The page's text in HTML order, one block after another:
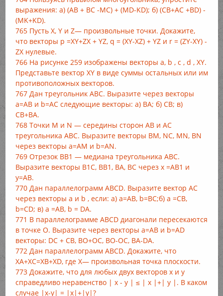
выражения: а) (АВ + ВС -МС) + (MD-KD); б) (СВ+АС +BD) -
(MK+KD).
765 Пусть X, Y и Z— произвольные точки. Докажите,
что векторы р =XY+ZX + YZ, q = (XY-XZ) + YZ и r = (ZY-XY) -
ZX нулевые.
766 На рисунке 259 изображены векторы а, b , с , d , XY.
Представьте вектор XY в виде суммы остальных или им
противоположных векторов.
767 Дан треугольник ABC. Выразите через векторы
а=АВ и b=АС следующие векторы: а) ВА; б) СВ; в)
СВ+ВА.
768 Точки М и N — середины сторон АВ и АС
треугольника ABC. Выразите векторы ВМ, NC, MN, BN
через векторы а=АМ и b=AN.
769 Отрезок ВВ1 — медиана треугольника ABC.
Выразите векторы B1C, ВВ1, ВА, ВС через х =АВ1 и
у=АВ.
770 Дан параллелограмм ABCD. Выразите вектор АС
через векторы а и b , если: а) а=АВ, b=BC;б) а =СВ,
b=CD; в) а =АВ, b = DA.
771 В параллелограмме ABCD диагонали пересекаются
в точке О. Выразите через векторы а=АВ и b=AD
векторы: DC + CB, ВО+ОС, ВО-ОС, BA-DA.
772 Дан параллелограмм ABCD. Докажите, что
ХА+ХС=XB+XD, где X— произвольная точка плоскости.
773 Докажите, что для любых двух векторов х и у
справедливо неравенство | х - у | ≤ | х |+| у |. В каком
случае |х-у| = |х|+|у|?